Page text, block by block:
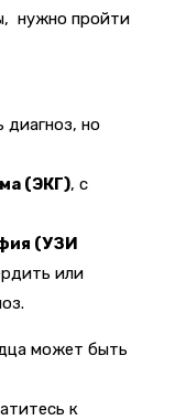
, нужно пройти
диагноз, но
(ЭКГ), с
(УЗИ
или
может быть
есь к